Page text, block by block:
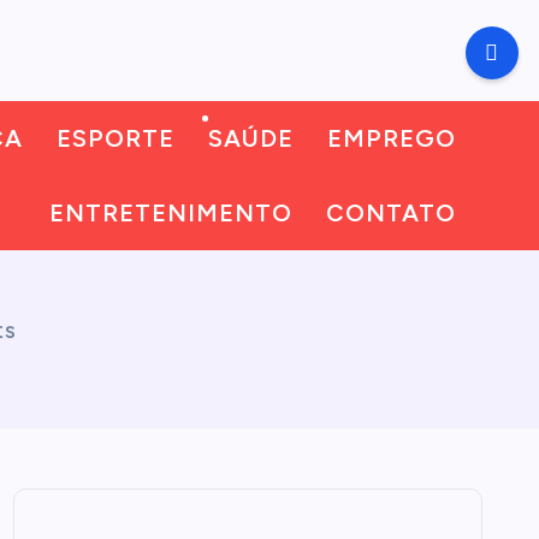
ESPORTE SAÚDE EMPREGO
ENTRETENIMENTO CONTATO